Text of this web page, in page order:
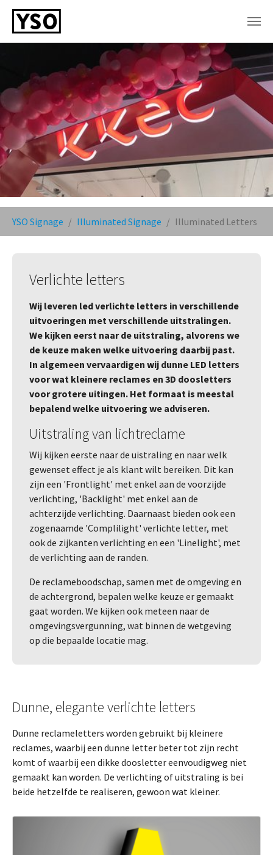
YSO Signage Illuminated Signage Illuminated Letters
Verlichte letters
Wij leveren led verlichte letters in verschillende
uitvoeringen met verschillende uitstralingen.
We kijken eerst naar de uitstraling, alvorens we
de keuze maken welke uitvoering daarbij past.
In algemeen vervaardigen wij dunne LED letters
voor wat kleinere reclames en 3D doosletters
voor grotere uitingen. Het formaat is meestal
bepalend welke uitvoering we adviseren.
Uitstraling van lichtreclame
Wij kijken eerste naar de uistraling en naar welk
gewenset effect je als klant wilt bereiken. Dit kan
zijn een 'Frontlight' met enkel aan de voorzijde
verlichting, 'Backlight' met enkel aan de
achterzijde verlichting. Daarnaast bieden ook een
zogenaamde 'Complilight' verlichte letter, met
ook de zijkanten verlichting en een 'Linelight', met
de verlichting aan de randen.
De reclameboodschap, samen met de omgeving en
de achtergrond, bepalen welke keuze er gemaakt
gaat worden. We kijken ook meteen naar de
omgevingsvergunning, wat binnen de wetgeving
op die bepaalde locatie mag.
Dunne, elegante verlichte letters
Dunne reclameletters worden gebruikt bij kleinere
reclames, waarbij een dunne letter beter tot zijn recht
komt of waarbij een dikke doosletter eenvoudigweg niet
gemaakt kan worden. De verlichting of uitstraling is bei
beide hetzelfde te realiseren, gewoon wat kleiner.